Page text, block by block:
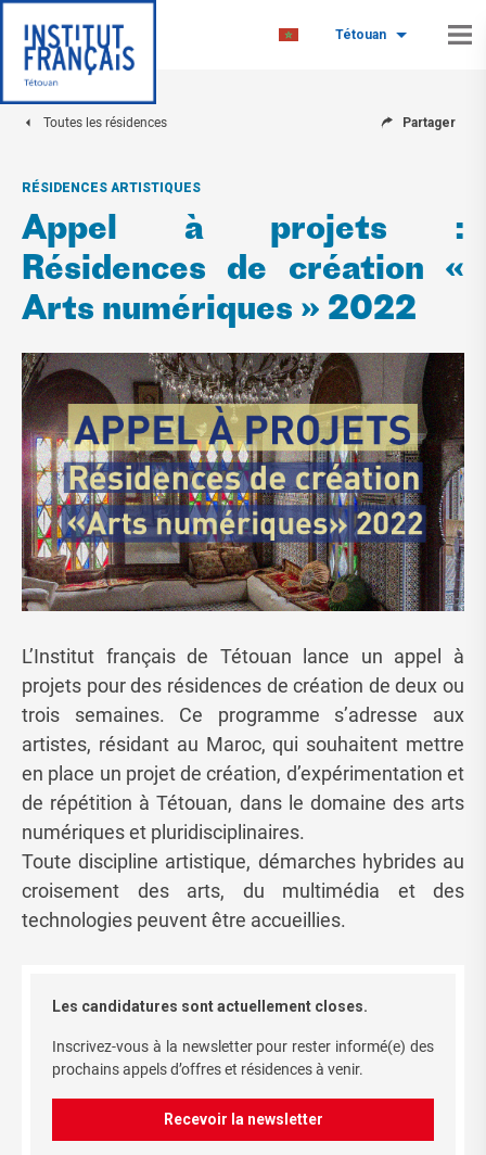
Tétouan
Toutes les résidences Partager
RÉSIDENCES ARTISTIQUES
Appel à projets :
Résidences de création «
Arts numériques » 2022
L’Institut français de Tétouan lance un appel à
projets pour des résidences de création de deux ou
trois semaines. Ce programme s’adresse aux
artistes, résidant au Maroc, qui souhaitent mettre
en place un projet de création, d’expérimentation et
de répétition à Tétouan, dans le domaine des arts
numériques et pluridisciplinaires.
Toute discipline artistique, démarches hybrides au
croisement des arts, du multimédia et des
technologies peuvent être accueillies.
Les candidatures sont actuellement closes.
Inscrivez-vous à la newsletter pour rester informé(e) des
prochains appels d’offres et résidences à venir.
Recevoir la newsletter